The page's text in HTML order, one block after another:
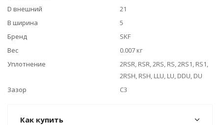
D внешний
21
B ширина
5
Бренд
SKF
Вес
0.007 кг
Уплотнение
2RSR, RSR, 2RS, RS, 2RS1, RS1,
2RSH, RSH, LLU, LU, DDU, DU
Зазор
C3
Как купить